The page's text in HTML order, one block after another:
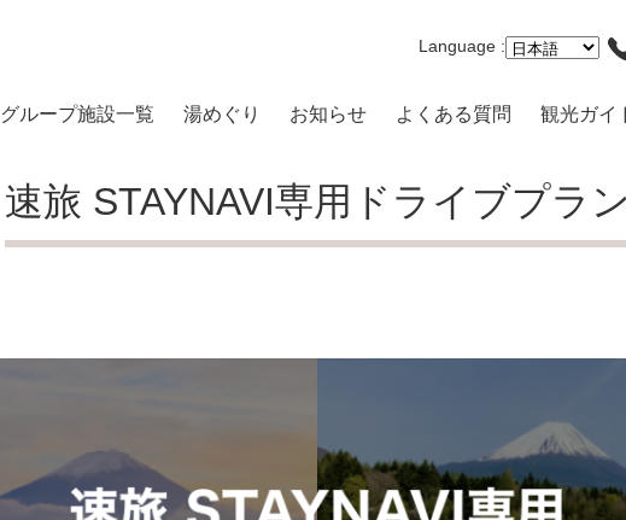
Language :
グループ施設一覧
陽だまり 一の湯
仙石高原 大箱根一の湯
ICHI-VILLA
湯めぐり お知らせ よくある質問 観光ガイ
速旅 STAYNAVI専用ドライブプラン